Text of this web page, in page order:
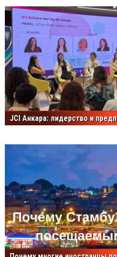
JCI Анкара: лидерство и